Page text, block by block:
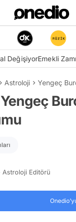
DeğişiyorEmekli
Astroloji Yengeç
Yengeç
Astroloji Editörü